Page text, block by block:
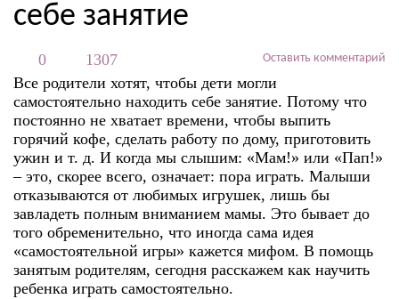
себе занятие
Оставить комментарий
0
1307
Все родители хотят, чтобы дети могли
самостоятельно находить себе занятие. Потому что
постоянно не хватает времени, чтобы выпить
горячий кофе, сделать работу по дому, приготовить
ужин и т. д. И когда мы слышим: «Мам!» или «Пап!»
– это, скорее всего, означает: пора играть. Малыши
отказываются от любимых игрушек, лишь бы
завладеть полным вниманием мамы. Это бывает до
того обременительно, что иногда сама идея
«самостоятельной игры» кажется мифом. В помощь
занятым родителям, сегодня расскажем как научить
ребенка играть самостоятельно.